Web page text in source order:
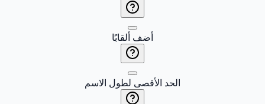
أضف ألقابًا
الحد الأقصى لطول الاسم